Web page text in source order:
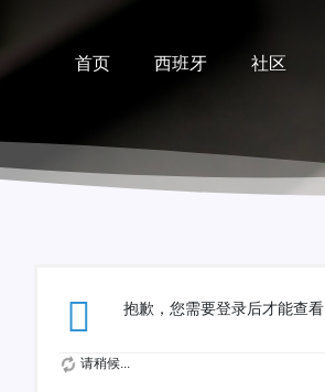
首页 西班牙 社区
抱歉，您需要登录后才能查看
请稍候...